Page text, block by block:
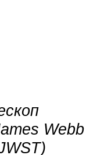
Webb